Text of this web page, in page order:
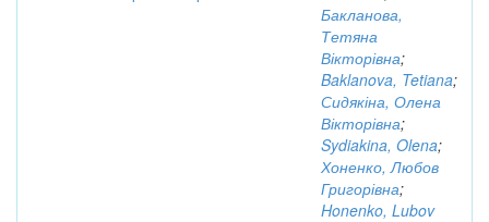
Бакланова,
Тетяна
Вікторівна;
Baklanova, Tetiana;
Сидякіна, Олена
Вікторівна;
Sydiakina, Olena;
Хоненко, Любов
Григорівна;
Honenko, Lubov